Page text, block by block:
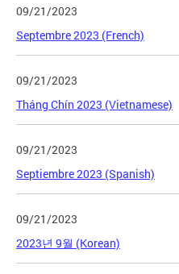
09/21/2023
Septembre 2023 (French)
09/21/2023
Tháng Chín 2023 (Vietnamese)
09/21/2023
Septiembre 2023 (Spanish)
09/21/2023
2023년 9월 (Korean)